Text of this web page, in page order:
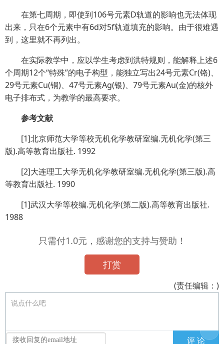
在第七周期，即使到106号元素D轨道的影响也无法体现
出来，只在6个元素中有6d对5f轨道填充的影响。由于很难遇
到，这里就不再列出。
在实际教学中，应以学生考虑到洪特规则，能解释上述6
个周期12个“特殊”的电子构型，能独立写出24号元素Cr(铬)、
29号元素Cu(铜)、47号元素Ag(银)、79号元素Au(金)的核外
电子排布式，为教学的最高要求。
参考文献
[1]北京师范大学等校无机化学教研室编.无机化学(第三
版).高等教育出版社. 1992
[2]大连理工大学无机化学教研室编.无机化学(第三版).高
等教育出版社. 1990
[1]武汉大学等校编.无机化学(第二版).高等教育出版社.
1988
只需付1.0元，感谢您的支持与赞助！
打赏
(责任编辑：)
说点什么吧